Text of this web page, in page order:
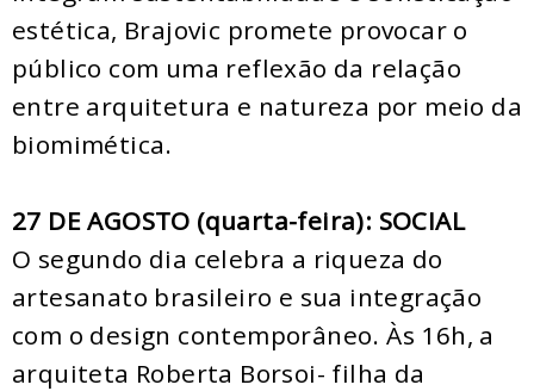
estética, Brajovic promete provocar o
público com uma reflexão da relação
entre arquitetura e natureza por meio da
biomimética.
27 DE AGOSTO (quarta-feira): SOCIAL
O segundo dia celebra a riqueza do
artesanato brasileiro e sua integração
com o design contemporâneo. Às 16h, a
arquiteta Roberta Borsoi- filha da